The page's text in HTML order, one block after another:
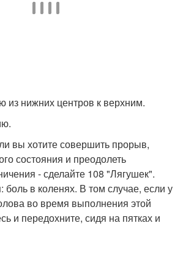
из нижних центров к верхним.
вы хотите совершить прорыв,
состояния и преодолеть
- сделайте 108 "Лягушек".
боль в коленях. В том случае, если у
во время выполнения этой
и передохните, сидя на пятках и